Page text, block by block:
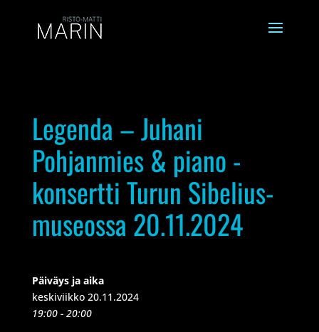
Legenda – Juhani
Pohjanmies & piano -
konsertti Turun Sibelius-
museossa 20.11.2024
Päiväys ja aika
keskiviikko 20.11.2024
19:00 - 20:00